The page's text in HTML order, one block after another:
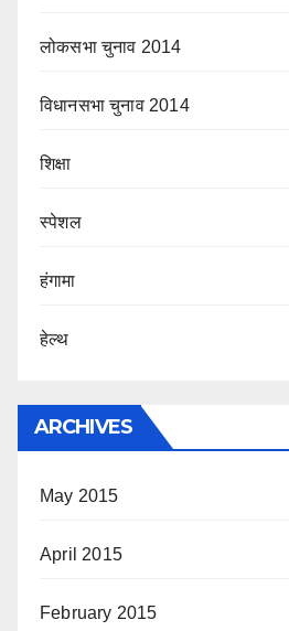
लोकसभा चुनाव 2014
विधानसभा चुनाव 2014
शिक्षा
स्पेशल
हंगामा
हेल्थ
ARCHIVES
May 2015
April 2015
February 2015